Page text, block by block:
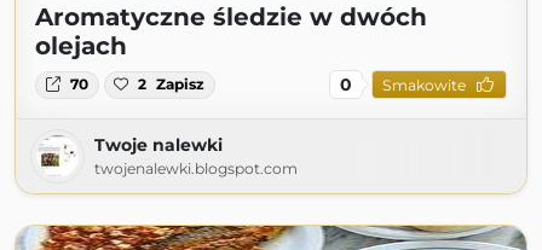
Aromatyczne śledzie w dwóch
olejach
70 2 Zapisz 0 Smakowite
Twoje nalewki
twojenalewki.blogspot.com